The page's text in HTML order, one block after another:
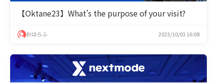
【Oktane23】What's the purpose of your visit?
おはらふ 2023/10/03 16:08